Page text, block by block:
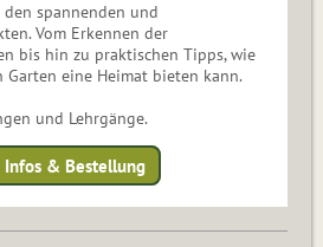
spannenden und
Vom Erkennen der
bis hin zu praktischen Tipps, wie
Garten eine Heimat bieten kann.
und Lehrgänge.
Infos & Bestellung